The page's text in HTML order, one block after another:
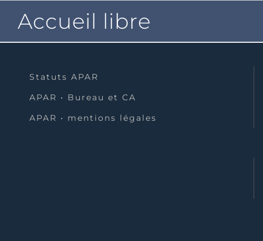
contenuAccueil libre
Statuts APAR
APAR • Bureau et CA
APAR • mentions légales